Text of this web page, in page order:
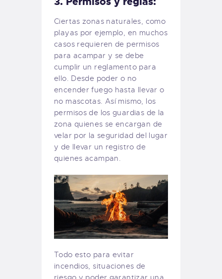
Ciertas zonas naturales, como
playas por ejemplo, en muchos
casos requieren de permisos
para acampar y se debe
cumplir un reglamento para
ello. Desde poder o no
encender fuego hasta llevar o
no mascotas. Así mismo, los
permisos de los guardias de la
zona quienes se encargan de
velar por la seguridad del lugar
y de llevar un registro de
quienes acampan.
Todo esto para evitar
incendios, situaciones de